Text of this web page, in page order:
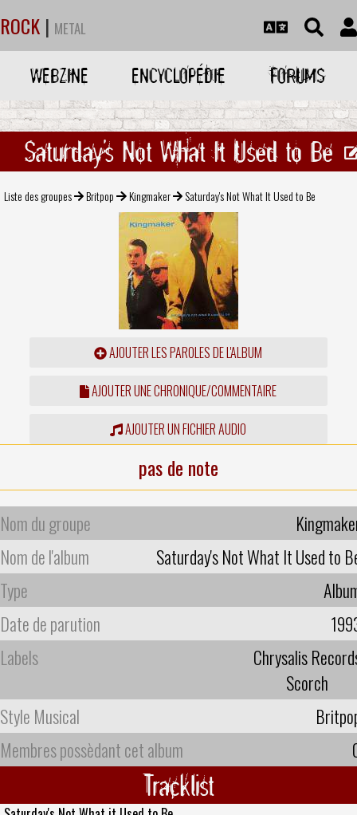
ROCK | METAL
WEBZINE ENCYCLOPÉDIE FORUMS
Saturday's Not What It Used to Be
Liste des groupes Britpop Kingmaker Saturday's Not What It Used to Be
AJOUTER LES PAROLES DE L'ALBUM
AJOUTER UNE CHRONIQUE/COMMENTAIRE
AJOUTER UN FICHIER AUDIO
pas de note
Nom du groupe
Nom de l'album
Saturday's Not What It Used to
Type
Date de parution
Labels
Chrysalis
Scorch
Style Musical
Membres possèdant cet album
Tracklist